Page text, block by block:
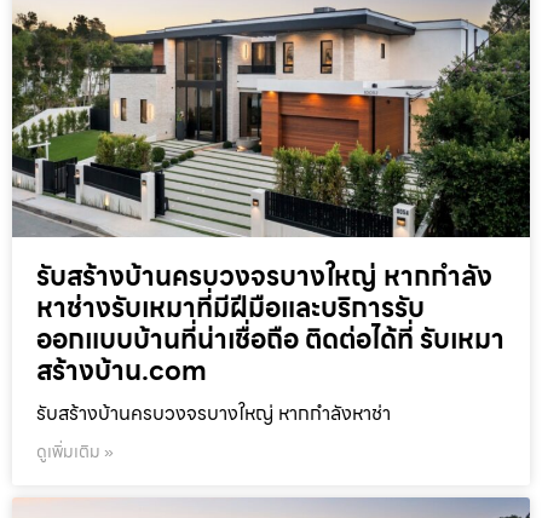
รับสร้างบ้านครบวงจรบางใหญ่ หากกำลัง
หาช่างรับเหมาที่มีฝีมือและบริการรับ
ออกแบบบ้านที่น่าเชื่อถือ ติดต่อได้ที่ รับเหมา
สร้างบ้าน.com
รับสร้างบ้านครบวงจรบางใหญ่ หากกำลังหาช่า
ดูเพิ่มเติม »